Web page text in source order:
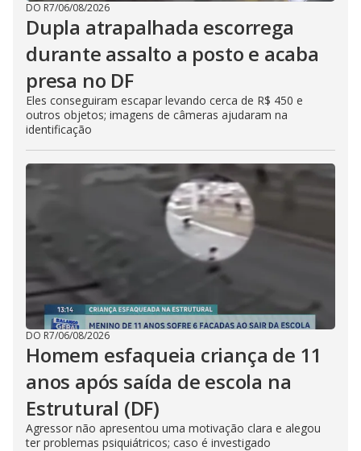
DO R7/06/08/2026
Dupla atrapalhada escorrega
durante assalto a posto e acaba
presa no DF
Eles conseguiram escapar levando cerca de R$ 450 e
outros objetos; imagens de câmeras ajudaram na
identificação
DO R7/06/08/2026
Homem esfaqueia criança de 11
anos após saída de escola na
Estrutural (DF)
Agressor não apresentou uma motivação clara e alegou
ter problemas psiquiátricos; caso é investigado